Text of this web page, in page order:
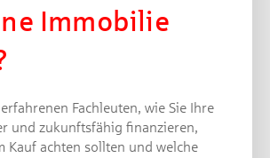
Immobilie
Fachleuten, wie Sie Ihre
und zukunftsfähig finanzieren,
Kauf achten sollten und welche